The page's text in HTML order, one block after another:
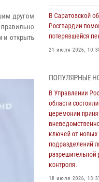
другом
и открыть
В Саратовской
Росгвардии
потерявшейся
21 июля 2026,
области
церемонии
ключей от
подразделений
разрешительной
18 июля 2026,
В Саратовской
ПОПУЛЯРНЫЕ
В Управлении
области
церемонии
ключей от
подразделений
разрешительной
контроля.
18 июля 2026,